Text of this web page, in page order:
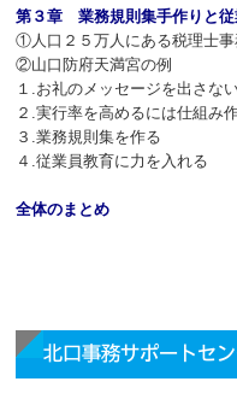
第３章 業務規則集手作りと
①人口２５万人にある税理士事
②山口防府天満宮の例
１ .お礼のメッセージを出さな
２ .実行率を高めるには仕組み
３ .業務規則集を作る
４ .従業員教育に力を入れる
全体のまとめ
北口事務サポートセ